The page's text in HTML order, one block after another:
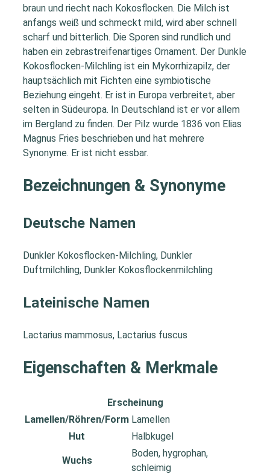
braun und riecht nach Kokosflocken. Die Milch ist
anfangs weiß und schmeckt mild, wird aber schnell
scharf und bitterlich. Die Sporen sind rundlich und
haben ein zebrastreifenartiges Ornament. Der Dunkle
Kokosflocken-Milchling ist ein Mykorrhizapilz, der
hauptsächlich mit Fichten eine symbiotische
Beziehung eingeht. Er ist in Europa verbreitet, aber
selten in Südeuropa. In Deutschland ist er vor allem
im Bergland zu finden. Der Pilz wurde 1836 von Elias
Magnus Fries beschrieben und hat mehrere
Synonyme. Er ist nicht essbar.
Bezeichnungen & Synonyme
Deutsche Namen
Dunkler Kokosflocken-Milchling, Dunkler
Duftmilchling, Dunkler Kokosflockenmilchling
Lateinische Namen
Lactarius mammosus, Lactarius fuscus
Eigenschaften & Merkmale
Erscheinung
Lamellen/Röhren/Form Lamellen
Hut
Halbkugel
Wuchs
Boden, hygrophan,
schleimig